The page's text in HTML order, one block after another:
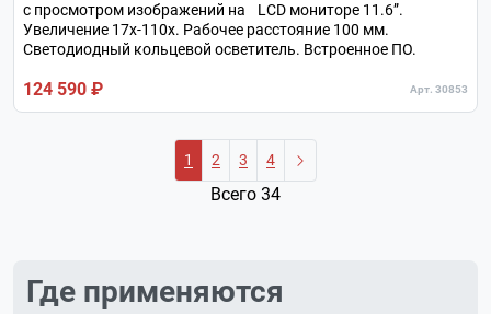
с просмотром изображений на LCD мониторе 11.6”.
Увеличение 17х-110х. Рабочее расстояние 100 мм.
Светодиодный кольцевой осветитель. Встроенное ПО.
124 590 ₽ Арт. 30853
1 2 3 4
Всего 34
Где применяются